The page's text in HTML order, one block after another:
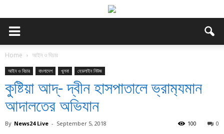
Home আইন ও বিচার
আইন ও বিচার বাংলাদেশ খুলনা হেডলাইন নিউজ
কুষ্টিয়া আদ্- দ্বীন হাসপাতালে ভ্রাম‍্যমান
আদালতের অভিযান
By News24 Live - September 5, 2018 0
100